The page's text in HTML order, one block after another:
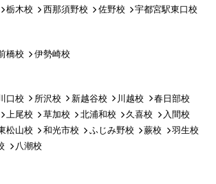
栃木校 西那須野校 佐野校 宇都宮駅東口校
橋校 伊勢崎校
口校 所沢校 新越谷校 川越校
春日部校
上尾校 草加校 北浦和校 久喜校
入間校
松山校 和光市校 ふじみ野校 蕨校
羽生校
八潮校